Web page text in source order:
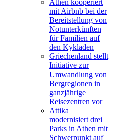
Athen kooperiert
mit Airbnb bei der
Bereitstellung von
Notunterkünften
für Familien auf
den Kykladen
Griechenland stellt
Initiative zur
Umwandlung von
Bergregionen in
ganzjährige
Reisezentren vor
Attika
modernisiert drei
Parks in Athen mit
Schwerpunkt auf